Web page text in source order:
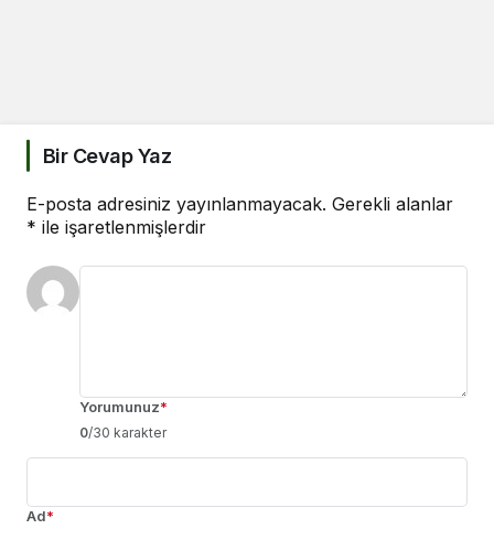
Bir Cevap Yaz
E-posta adresiniz yayınlanmayacak. Gerekli alanlar
* ile işaretlenmişlerdir
Yorumunuz*
0/30 karakter
Ad*